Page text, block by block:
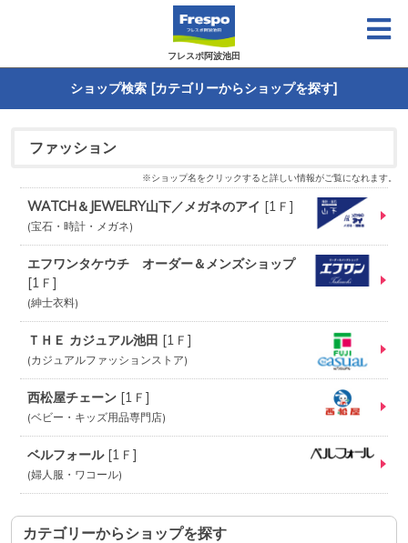
フレスポ阿波池田
ショップ検索 [カテゴリーからショップを探す]
ファッション
※ショップ名をクリックすると詳しい情報がご覧になれます。
WATCH＆JEWELRY山下／メガネのアイ [1Ｆ ]
宝石・時計・メガネ
エフワンタケウチ オーダー＆メンズショップ
[1Ｆ ]
紳士衣料
ＴＨＥ カジュアル池田 [1Ｆ ]
カジュアルファッションストア
西松屋チェーン [1Ｆ ]
ベビー・キッズ用品専門店
ベルフォール [1Ｆ ]
婦人服・ワコール
カテゴリーからショップを探す